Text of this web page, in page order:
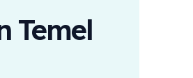
Temel